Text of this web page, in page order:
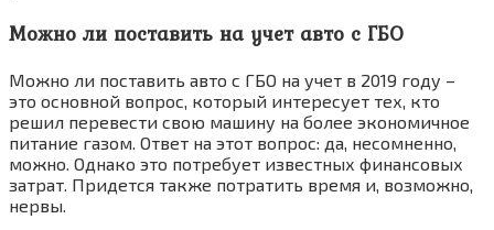
Можно ли поставить на учет авто с ГБО
Можно ли поставить авто с ГБО на учет в 2019 году –
это основной вопрос, который интересует тех, кто
решил перевести свою машину на более экономичное
питание газом. Ответ на этот вопрос: да, несомненно,
можно. Однако это потребует известных финансовых
затрат. Придется также потратить время и, возможно,
нервы.